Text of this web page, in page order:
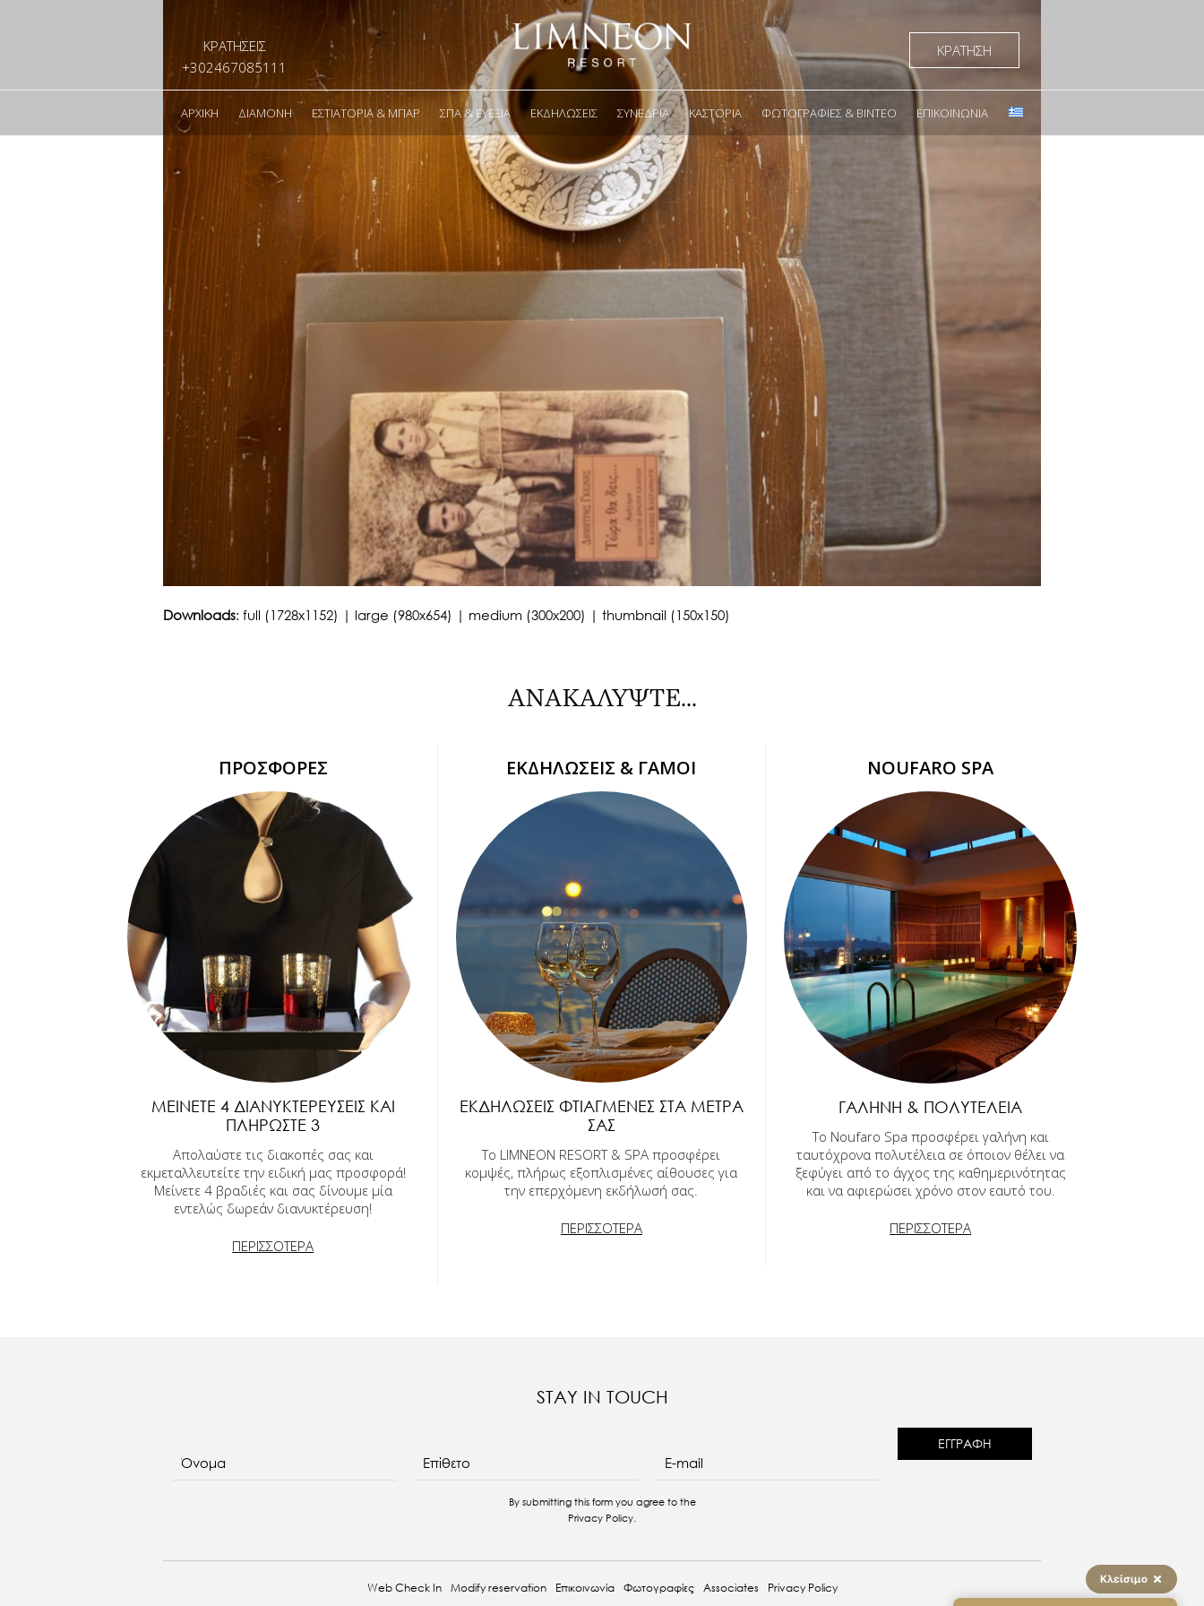
ΚΡΑΤΗΣΕΙΣ
+302467085111
ΚΡΑΤΗΣΗ
ΑΡΧΙΚΉ ΔΙΑΜΟΝΉ ΕΣΤΙΑΤΌΡΙΑ & ΜΠΑΡ ΣΠΑ & ΕΥΕΞΊΑ ΕΚΔΗΛΏΣΕΙΣ ΣΥΝΈΔΡΙΑ ΚΑΣΤΟΡΙΆ ΦΩΤΟΓΡΑΦΊΕΣ & ΒΊΝΤΕΟ ΕΠΙΚΟΙΝΩΝΊΑ
Downloads: full (1728x1152) | large (980x654) | medium (300x200) | thumbnail (150x150)
ΑΝΑΚΑΛΥΨΤΕ...
ΠΡΟΣΦΟΡΕΣ
ΜΕΊΝΕΤΕ 4 ΔΙΑΝΥΚΤΕΡΕΎΣΕΙΣ ΚΑΙ
ΠΛΗΡΏΣΤΕ 3
Απολαύστε τις διακοπές σας και
εκμεταλλευτείτε την ειδική μας προσφορά!
Μείνετε 4 βραδιές και σας δίνουμε μία
εντελώς δωρεάν διανυκτέρευση!
ΠΕΡΙΣΣΟΤΕΡΑ
ΕΚΔΗΛΩΣΕΙΣ & ΓΑΜΟΙ
ΕΚΔΗΛΏΣΕΙΣ ΦΤΙΑΓΜΈΝΕΣ ΣΤΑ ΜΈΤΡΑ
ΣΑΣ
Το LIMNEON RESORT & SPA προσφέρει
κομψές, πλήρως εξοπλισμένες αίθουσες για
την επερχόμενη εκδήλωσή σας.
ΠΕΡΙΣΣΟΤΕΡΑ
NOUFARO SPA
ΓΑΛΉΝΗ & ΠΟΛΥΤΈΛΕΙΑ
Το Noufaro Spa προσφέρει γαλήνη και
ταυτόχρονα πολυτέλεια σε όποιον θέλει να
ξεφύγει από το άγχος της καθημερινότητας
και να αφιερώσει χρόνο στον εαυτό του.
ΠΕΡΙΣΣΟΤΕΡΑ
STAY IN TOUCH
By submitting this form you agree to the
Privacy Policy.
Web Check In Modify reservation Επικοινωνία Φωτογραφίες Associates Privacy Policy
Κλείσιμο